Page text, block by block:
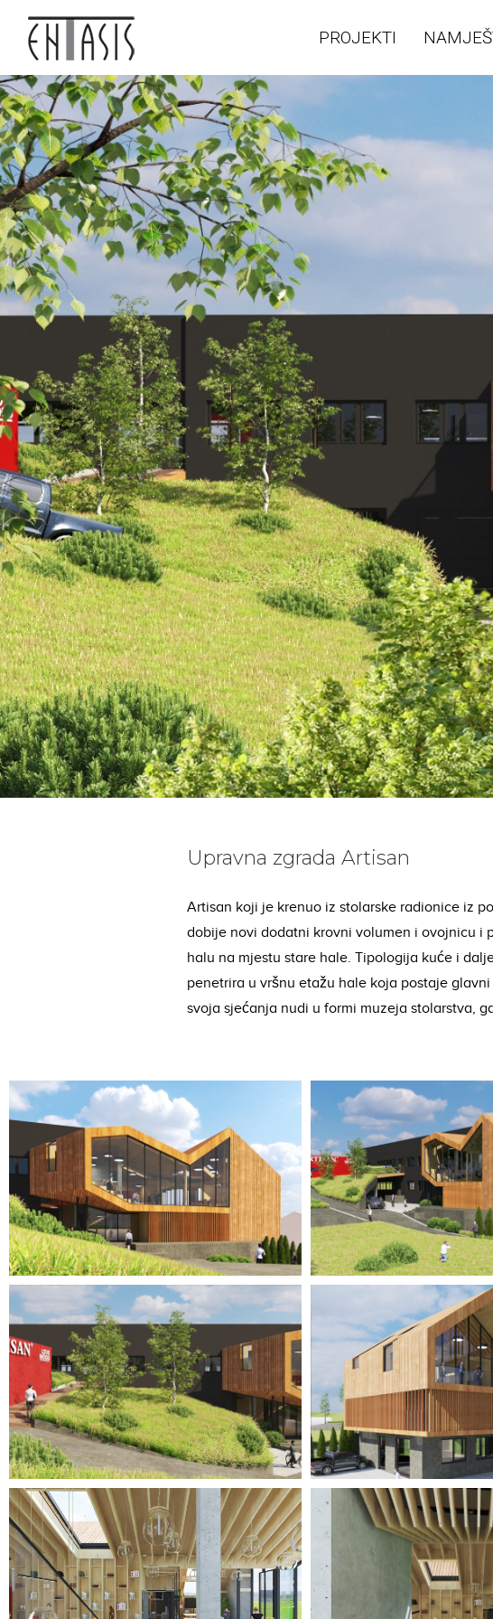
PROJEKTI
Upravna zgrada Artisan
Artisan koji je krenuo iz stolarske radionice iz
dobije novi dodatni krovni volumen i ovojnicu i
halu na mjestu stare hale. Tipologija kuće i
penetrira u vršnu etažu hale koja postaje
svoja sjećanja nudi u formi muzeja stolarstva,